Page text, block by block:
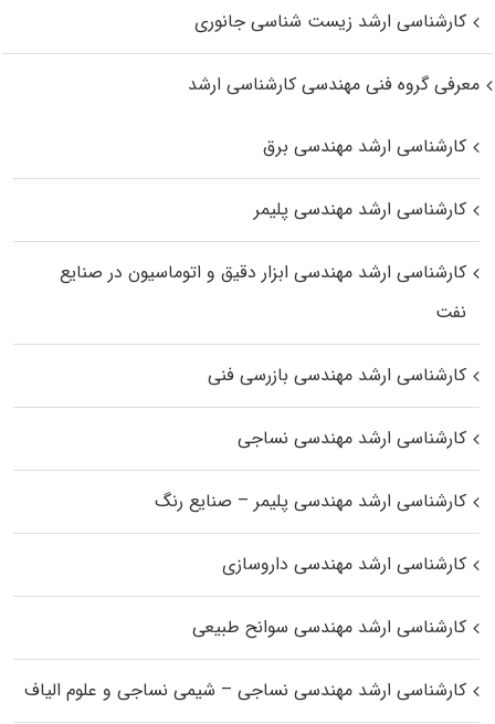
کارشناسی ارشد زیست‌ شناسی جانوری
معرفی گروه فنی مهندسی کارشناسی ارشد
کارشناسی ارشد مهندسی برق
کارشناسی ارشد مهندسی پلیمر
کارشناسی ارشد مهندسی ابزار دقیق و اتوماسیون در صنایع
نفت
کارشناسی ارشد مهندسی بازرسی فنی
کارشناسی ارشد مهندسی نساجی
کارشناسی ارشد مهندسی پلیمر – صنایع رنگ
کارشناسی ارشد مهندسی داروسازی
کارشناسی ارشد مهندسی سوانح طبیعی
کارشناسی ارشد مهندسی نساجی – شیمی نساجی و علوم الیاف